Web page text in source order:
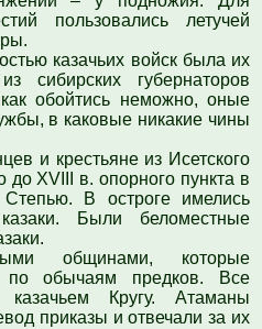
пользовались летучей
казачьих войск была их
сибирских губернаторов
обойтись неможно, оные
в каковые никакие чины
и крестьяне из Исетского
до XVIII в. опорного пункта в
В остроге имелись
Были беломестные
общинами, которые
по обычаям предков. Все
Кругу. Атаманы
приказы и отвечали за их